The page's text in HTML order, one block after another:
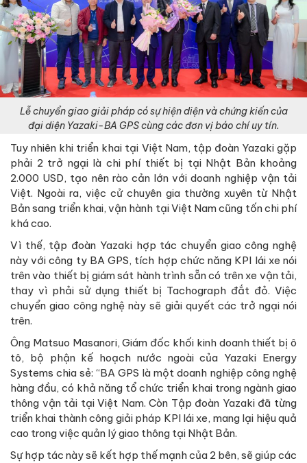
Lễ chuyển giao giải pháp có sự hiện diện và chứng kiến của
đại diện Yazaki-BA GPS cùng các đơn vị báo chí uy tín.
Tuy nhiên khi triển khai tại Việt Nam, tập đoàn Yazaki gặp
phải 2 trở ngại là chi phí thiết bị tại Nhật Bản khoảng
2.000 USD, tạo nên rào cản lớn với doanh nghiệp vận tải
Việt. Ngoài ra, việc cử chuyên gia thường xuyên từ Nhật
Bản sang triển khai, vận hành tại Việt Nam cũng tốn chi phí
khá cao.
Vì thế, tập đoàn Yazaki hợp tác chuyển giao công nghệ
này với công ty BA GPS, tích hợp chức năng KPI lái xe nói
trên vào thiết bị giám sát hành trình sẵn có trên xe vận tải,
thay vì phải sử dụng thiết bị Tachograph đắt đỏ. Việc
chuyển giao công nghệ này sẽ giải quyết các trở ngại nói
trên.
Ông Matsuo Masanori, Giám đốc khối kinh doanh thiết bị ô
tô, bộ phận kế hoạch nước ngoài của Yazaki Energy
Systems chia sẻ: “BA GPS là một doanh nghiệp công nghệ
hàng đầu, có khả năng tổ chức triển khai trong ngành giao
thông vận tải tại Việt Nam. Còn Tập đoàn Yazaki đã từng
triển khai thành công giải pháp KPI lái xe, mang lại hiệu quả
cao trong việc quản lý giao thông tại Nhật Bản.
Sự hợp tác này sẽ kết hợp thế mạnh của 2 bên, sẽ giúp các